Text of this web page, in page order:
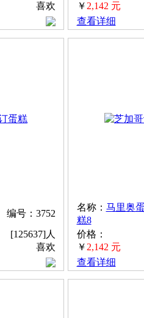
喜欢
￥ 2,142 元
查看详细
编号：3752
[125637]人
喜欢
名称： 马里奥蛋
糕8
价格：
￥ 2,142 元
查看详细